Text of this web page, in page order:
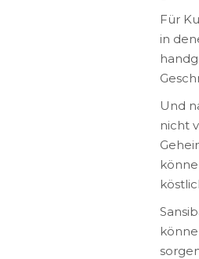
Für
in
Und
nicht